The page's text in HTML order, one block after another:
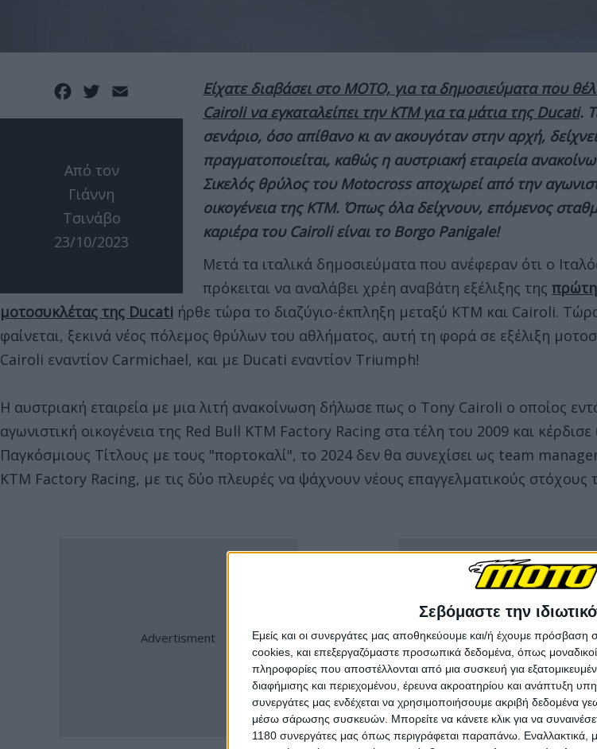
Σεβόμαστε την
Εμείς και οι συνεργάτες μας αποθηκεύουμε και/ή έχουμε
cookies, και επεξεργαζόμαστε προσωπικά δεδομένα, όπως
πληροφορίες που αποστέλλονται από μια συσκευή για
διαφήμισης και περιεχομένου, έρευνα ακροατηρίου και ανάπτυξη
συνεργάτες μας ενδέχεται να χρησιμοποιήσουμε ακριβή δεδομένα
μέσω σάρωσης συσκευών. Μπορείτε να κάνετε κλικ για να
1180 συνεργάτες μας όπως περιγράφεται παραπάνω. Εναλλακτικά,
Facebook
Twitter
Από τον
Γιάννη
Τσινάβο
23/10/2023
Είχατε διαβάσει στο MOTO, για τα δημοσιεύματα που
Cairoli να εγκαταλείπει την KTM για τα μάτια της Ducati.
σενάριο, όσο απίθανο κι αν ακουγόταν στην αρχή,
πραγματοποιείται, καθώς η αυστριακή εταιρεία
Σικελός θρύλος του Motocross αποχωρεί από την
οικογένεια της KTM. Όπως όλα δείχνουν, επόμενος
καριέρα του Cairoli είναι το Borgo Panigale!
Μετά τα ιταλικά δημοσιεύματα που ανέφεραν ότι ο
πρόκειται να αναλάβει χρέη αναβάτη εξέλιξης της
μοτοσυκλέτας της Ducati ήρθε τώρα το διαζύγιο-έκπληξη μεταξύ KTM και Cairoli.
φαίνεται, ξεκινά νέος πόλεμος θρύλων του αθλήματος, αυτή τη φορά σε εξέλιξη
Cairoli εναντίον Carmichael, και με Ducati εναντίον Triumph!
Η αυστριακή εταιρεία με μια λιτή ανακοίνωση δήλωσε πως ο Tony Cairoli ο οποίος
αγωνιστική οικογένεια της Red Bull KTM Factory Racing στα τέλη του 2009 και κέρδισε
Παγκόσμιους Τίτλους με τους "πορτοκαλί", το 2024 δεν θα συνεχίσει ως team
KTM Factory Racing, με τις δύο πλευρές να ψάχνουν νέους επαγγελματικούς στόχους